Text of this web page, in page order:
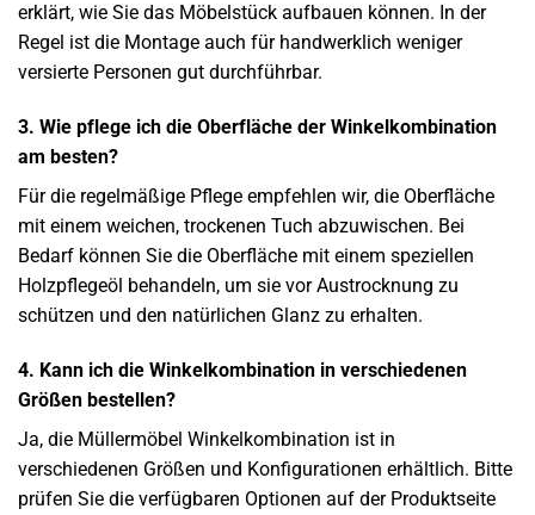
erklärt, wie Sie das Möbelstück aufbauen können. In der
Regel ist die Montage auch für handwerklich weniger
versierte Personen gut durchführbar.
3. Wie pflege ich die Oberfläche der Winkelkombination
am besten?
Für die regelmäßige Pflege empfehlen wir, die Oberfläche
mit einem weichen, trockenen Tuch abzuwischen. Bei
Bedarf können Sie die Oberfläche mit einem speziellen
Holzpflegeöl behandeln, um sie vor Austrocknung zu
schützen und den natürlichen Glanz zu erhalten.
4. Kann ich die Winkelkombination in verschiedenen
Größen bestellen?
Ja, die Müllermöbel Winkelkombination ist in
verschiedenen Größen und Konfigurationen erhältlich. Bitte
prüfen Sie die verfügbaren Optionen auf der Produktseite